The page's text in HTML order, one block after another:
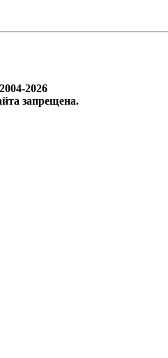
2026
запрещена.